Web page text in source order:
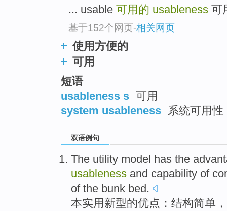
... usable 可用的 usableness 可
基于152个网页-相关网页
使用方便的
可用
短语
usableness s 可用
system usableness 系统可用性
双语例句
The utility model has the
usableness and capability of
of the bunk bed.
本实用新型的优点 ： 结构简单